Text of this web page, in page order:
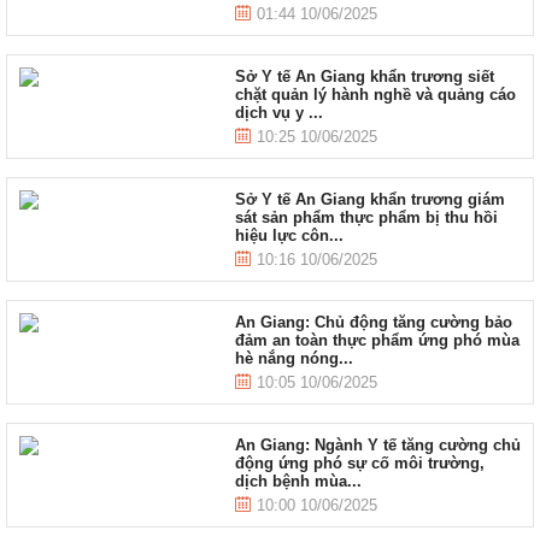
01:44 10/06/2025
Sở Y tế An Giang khẩn trương siết
chặt quản lý hành nghề và quảng cáo
dịch vụ y ...
10:25 10/06/2025
Sở Y tế An Giang khẩn trương giám
sát sản phẩm thực phẩm bị thu hồi
hiệu lực côn...
10:16 10/06/2025
An Giang: Chủ động tăng cường bảo
đảm an toàn thực phẩm ứng phó mùa
hè nắng nóng...
10:05 10/06/2025
An Giang: Ngành Y tế tăng cường chủ
động ứng phó sự cố môi trường,
dịch bệnh mùa...
10:00 10/06/2025